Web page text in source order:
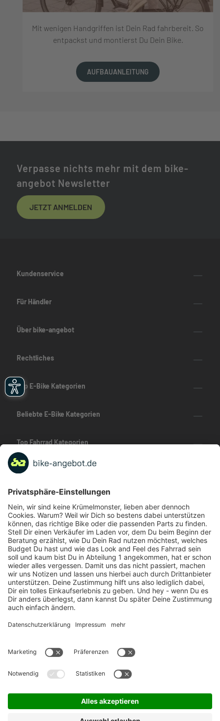
Mit wenigen Handgriffen ist Dein Rad fahrbereit. So
entpackst und montierst Du Dein Bike.
AUFBAUANLEITUNG
Verpasse nichts mehr mit dem bike-
angebot Newsletter
JETZT ANMELDEN
Kundenservice
Für Händler
Über bike-angebot
Rechtliches
Top E-Bike Kategorien
Beliebte E-Bike Kategorien
Top Fahrrad Kategorien
Beliebte Fahrrad-Kategorien
Marken-Highlights
TOP-Marken
ZAHLUNGSARTEN / RATENKAUF
FÜR ARBEITGEBER & ARBEITNEHMER